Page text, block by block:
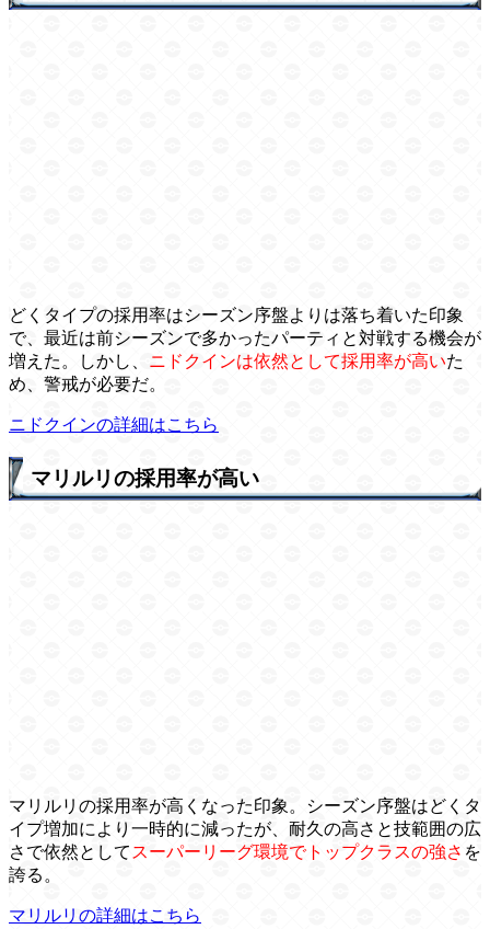
どくタイプの採用率はシーズン序盤よりは落ち着いた印象
で、最近は前シーズンで多かったパーティと対戦する機会が
増えた。しかし、 ニドクインは依然として採用率が高いた
め、警戒が必要だ。
ニドクインの詳細はこちら
マリルリの採用率が高い
マリルリの採用率が高くなった印象。シーズン序盤はどくタ
イプ増加により一時的に減ったが、耐久の高さと技範囲の広
さで依然として スーパーリーグ環境でトップクラスの強さ を
誇る。
マリルリの詳細はこちら